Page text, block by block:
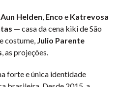
Aun Helden, Enco e Katrevosa
— casa da cena kiki de São
costume, Julio Parente
, as projeções.
forte e única identidade